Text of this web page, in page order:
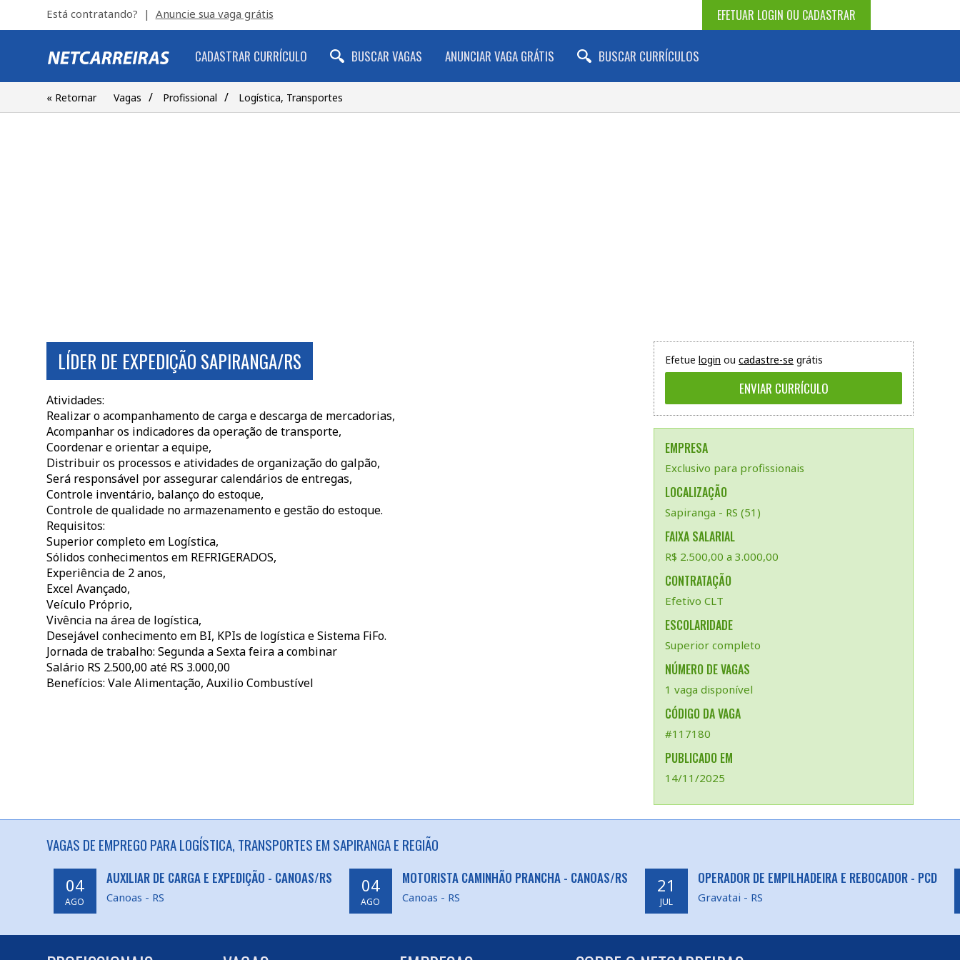
EFETUAR LOGIN OU CADASTRAR
Está contratando? | Anuncie sua vaga grátis
CADASTRAR CURRÍCULO BUSCAR VAGAS ANUNCIAR VAGA GRÁTIS BUSCAR CURRÍCULOS
« Retornar Vagas / Profissional / Logística, Transportes
Efetue login ou cadastre-se grátis
EMPRESA
Exclusivo para profissionais
LOCALIZAÇÃO
Sapiranga - RS (51)
FAIXA SALARIAL
R$ 2.500,00 a 3.000,00
CONTRATAÇÃO
Efetivo CLT
ESCOLARIDADE
Superior completo
NÚMERO DE VAGAS
1 vaga disponível
CÓDIGO DA VAGA
#117180
PUBLICADO EM
14/11/2025
LÍDER DE EXPEDIÇÃO SAPIRANGA/RS
Atividades:
Realizar o acompanhamento de carga e descarga de mercadorias,
Acompanhar os indicadores da operação de transporte,
Coordenar e orientar a equipe,
Distribuir os processos e atividades de organização do galpão,
Será responsável por assegurar calendários de entregas,
Controle inventário, balanço do estoque,
Controle de qualidade no armazenamento e gestão do estoque.
Requisitos:
Superior completo em Logística,
Sólidos conhecimentos em REFRIGERADOS,
Experiência de 2 anos,
Excel Avançado,
Veículo Próprio,
Vivência na área de logística,
Desejável conhecimento em BI, KPIs de logística e Sistema FiFo.
Jornada de trabalho: Segunda a Sexta feira a combinar
Salário RS 2.500,00 até RS 3.000,00
Benefícios: Vale Alimentação, Auxilio Combustível
VAGAS DE EMPREGO PARA LOGÍSTICA, TRANSPORTES EM SAPIRANGA E REGIÃO
04
AGO
AUXILIAR DE CARGA E EXPEDIÇÃO - CANOAS/RS
Canoas - RS
04
AGO
MOTORISTA CAMINHÃO PRANCHA - CANOAS/RS
Canoas - RS
21
JUL
OPERADOR DE EMPILHADEIRA E REBOCADOR - PCD
Gravatai - RS